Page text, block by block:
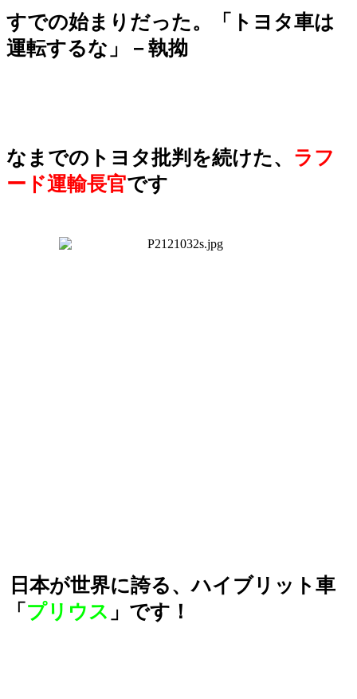
すでの始まりだった。「トヨタ車は
運転するな」－執拗
なまでのトヨタ批判を続けた、 ラフ
ード運輸長官です
日本が世界に誇る、ハイブリット車
「 プリウス 」です！